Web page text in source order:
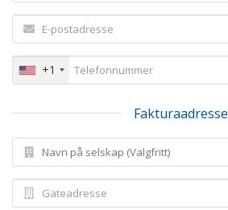
+1
Fakturaadresse